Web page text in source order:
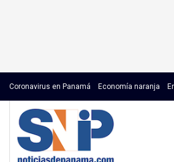
Coronavirus en Panamá Economía naranja